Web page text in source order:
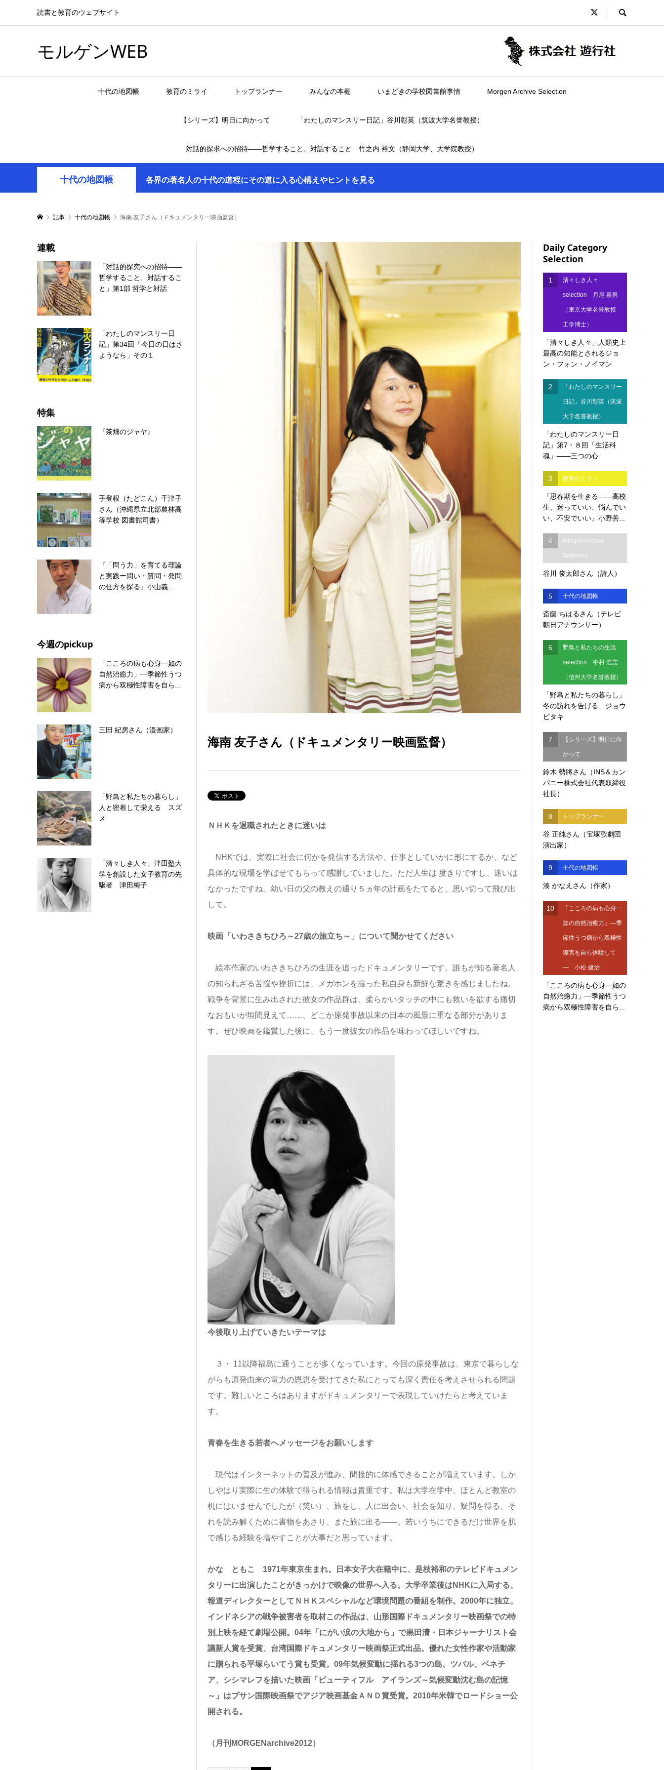
読書と教育のウェブサイト
モルゲンWEB
十代の地図帳 教育のミライ トップランナー みんなの本棚 いまどきの学校図書館事情 Morgen Archive Selection
【シリーズ】明日に向かって 「わたしのマンスリー日記」谷川彰英（筑波大学名誉教授）
対話的探求への招待――哲学すること、対話すること 竹之内 裕文（静岡大学、大学院教授）
十代の地図帳 各界の著名人の十代の道程にその道に入る心構えやヒントを見る
記事 十代の地図帳 海南 友子さん（ドキュメンタリー映画監督）
海南 友子さん（ドキュメンタリー映画監督）
ＮＨＫを退職されたときに迷いは
NHKでは、実際に社会に何かを発信する方法や、仕事としていかに形にするか、など
具体的な現場を学ばせてもらって感謝していました。ただ人生は 度きりですし、迷いは
なかったですね。幼い日の父の教えの通り５ヵ年の計画をたてると、思い切って飛び出
して。
映画「いわさきちひろ～27歳の旅立ち～」について聞かせてください
絵本作家のいわさきちひろの生涯を追ったドキュメンタリーです。誰もが知る著名人
の知られざる苦悩や挫折には、メガホンを撮った私自身も新鮮な驚きを感じましたね。
戦争を背景に生み出された彼女の作品群は、柔らかいタッチの中にも救いを欲する痛切
なおもいが垣間見えて……、どこか原発事故以来の日本の風景に重なる部分がありま
す。ぜひ映画を鑑賞した後に、もう一度彼女の作品を味わってほしいですね。
今後取り上げていきたいテーマは
３・ 11以降福島に通うことが多くなっています。今回の原発事故は、東京で暮らしな
がらも原発由来の電力の恩恵を受けてきた私にとっても深く責任を考えさせられる問題
です。難しいところはありますがドキュメンタリーで表現していけたらと考えていま
す。
青春を生きる若者へメッセージをお願いします
現代はインターネットの普及が進み、間接的に体感できることが増えています。しか
しやはり実際に生の体験で得られる情報は貴重です。私は大学在学中、ほとんど教室の
机にはいませんでしたが（笑い）、旅をし、人に出会い、社会を知り、疑問を得る、そ
れを読み解くために書物をあさり、また旅に出る――。若いうちにできるだけ世界を肌
で感じる経験を増やすことが大事だと思っています。
かな ともこ 1971年東京生まれ。日本女子大在籍中に、是枝裕和のテレビドキュメン
タリーに出演したことがきっかけで映像の世界へ入る。大学卒業後はNHKに入局する。
報道ディレクターとしてＮＨＫスペシャルなど環境問題の番組を制作。2000年に独立。
インドネシアの戦争被害者を取材この作品は、山形国際ドキュメンタリー映画祭での特
別上映を経て劇場公開。04年「にがい涙の大地から」で黒田清・日本ジャーナリスト会
議新人賞を受賞、台湾国際ドキュメンタリー映画祭正式出品。優れた女性作家や活動家
に贈られる平塚らいてう賞も受賞。09年気候変動に揺れる3つの島、ツバル、ベネチ
ア、シシマレフを描いた映画「ビューティフル アイランズ～気候変動沈む島の記憶
～」はプサン国際映画祭でアジア映画基金ＡＮＤ賞受賞。2010年米韓でロードショー公
開される。
（月刊MORGENarchive2012）
連載
「対話的探究への招待――
哲学すること、対話するこ
と」第1部 哲学と対話
「わたしのマンスリー日
記」第34回「今日の日はさ
ようなら」その１
特集
『茶畑のジャヤ』
手登根（たどこん）千津子
さん（沖縄県立北部農林高
等学校 図書館司書）
『「問う力」を育てる理論
と実践ー問い・質問・発問
の仕方を探る』小山義...
今週のpickup
「こころの病も心身一如の
自然治癒力」―季節性うつ
病から双極性障害を自ら...
三田 紀房さん（漫画家）
「野鳥と私たちの暮らし」
人と密着して栄える スズ
メ
「清々しき人々」津田塾大
学を創設した女子教育の先
駆者 津田梅子
Daily Category
Selection
1 清々しき人々
selection 月尾 嘉男
（東京大学名誉教授
工学博士）
「清々しき人々」人類史上
最高の知能とされるジョ
ン・フォン・ノイマン
2 「わたしのマンスリー
日記」谷川彰英（筑波
大学名誉教授）
「わたしのマンスリー日
記」第7・８回「生活科
魂」――三つの心
3 教育のミライ
『思春期を生きる――高校
生、迷っていい、悩んでい
い、不安でいい』小野善...
4 Morgen Archive
Selection
谷川 俊太郎さん（詩人）
5 十代の地図帳
斎藤 ちはるさん（テレビ
朝日アナウンサー）
6 野鳥と私たちの生活
selection 中村 浩志
（信州大学名誉教授）
「野鳥と私たちの暮らし」
冬の訪れを告げる ジョウ
ビタキ
7 【シリーズ】明日に向
かって
鈴木 勢將さん（INS＆カン
パニー株式会社代表取締役
社長）
8 トップランナー
谷 正純さん（宝塚歌劇団
演出家）
9 十代の地図帳
湊 かなえさん（作家）
10 「こころの病も心身一
如の自然治癒力」―季
節性うつ病から双極性
障害を自ら体験して
― 小松 健治
「こころの病も心身一如の
自然治癒力」―季節性うつ
病から双極性障害を自ら...